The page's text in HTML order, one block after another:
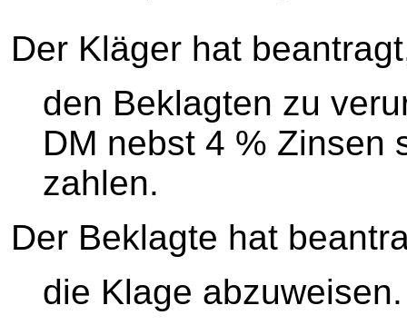
Der Kläger hat
den Beklagten zu
DM nebst 4 % Zinsen
zahlen.
Der Beklagte hat
die Klage abzuweisen.